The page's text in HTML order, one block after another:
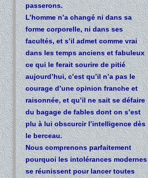
passerons.
L’homme n’a changé ni dans sa
forme corporelle, ni dans ses
facultés, et s’il admet comme vrai
dans les temps anciens et fabuleux
ce qui le ferait sourire de pitié
aujourd’hui, c’est qu’il n’a pas le
courage d’une opinion franche et
raisonnée, et qu’il ne sait se défaire
du bagage de fables dont on s’est
plu à lui obscurcir l’intelligence dès
le berceau.
Nous comprenons parfaitement
pourquoi les intolérances modernes
se réunissent pour lancer toutes